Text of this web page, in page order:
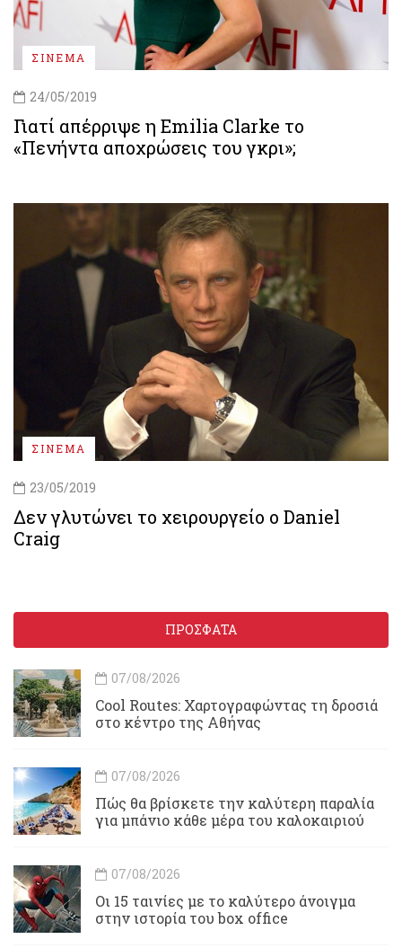
ΣΙΝΕΜΑ
24/05/2019
Γιατί απέρριψε η Emilia Clarke το
«Πενήντα αποχρώσεις του γκρι»;
ΣΙΝΕΜΑ
23/05/2019
Δεν γλυτώνει το χειρουργείο ο Daniel
Craig
ΠΡΟΣΦΑΤΑ
07/08/2026
Cool Routes: Χαρτογραφώντας τη δροσιά
στο κέντρο της Αθήνας
07/08/2026
Πώς θα βρίσκετε την καλύτερη παραλία
για μπάνιο κάθε μέρα του καλοκαιριού
07/08/2026
Οι 15 ταινίες με το καλύτερο άνοιγμα
στην ιστορία του box office